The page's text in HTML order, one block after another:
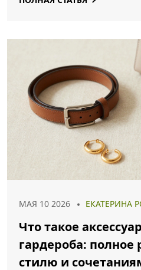
МАЯ 10 2026 ЕКАТЕРИНА
Что такое
гардероба: полное
стилю и